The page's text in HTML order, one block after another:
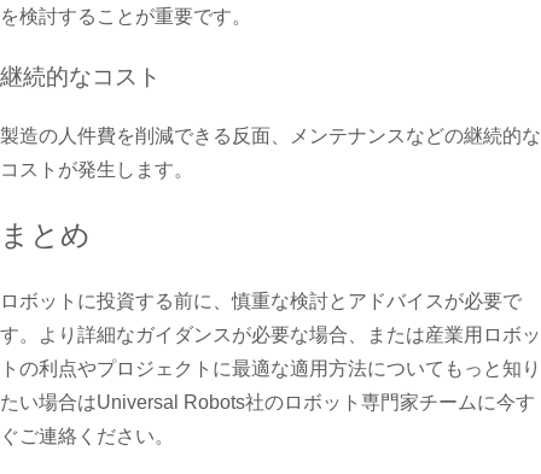
を検討することが重要です。
継続的なコスト
製造の人件費を削減できる反面、メンテナンスなどの継続的な
コストが発生します。
まとめ
ロボットに投資する前に、慎重な検討とアドバイスが必要で
す。より詳細なガイダンスが必要な場合、または産業用ロボッ
トの利点やプロジェクトに最適な適用方法についてもっと知り
たい場合はUniversal Robots社のロボット専門家チームに今す
ぐご連絡ください。